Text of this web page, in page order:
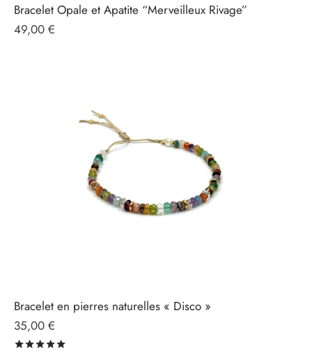
Bracelet Opale et Apatite “Merveilleux Rivage”
49,00 €
Bracelet en pierres naturelles « Disco »
35,00 €